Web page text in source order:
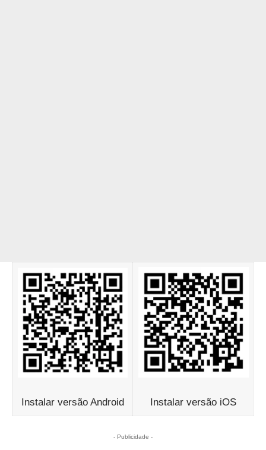
Instalar versão Android Instalar versão iOS
- Publicidade -